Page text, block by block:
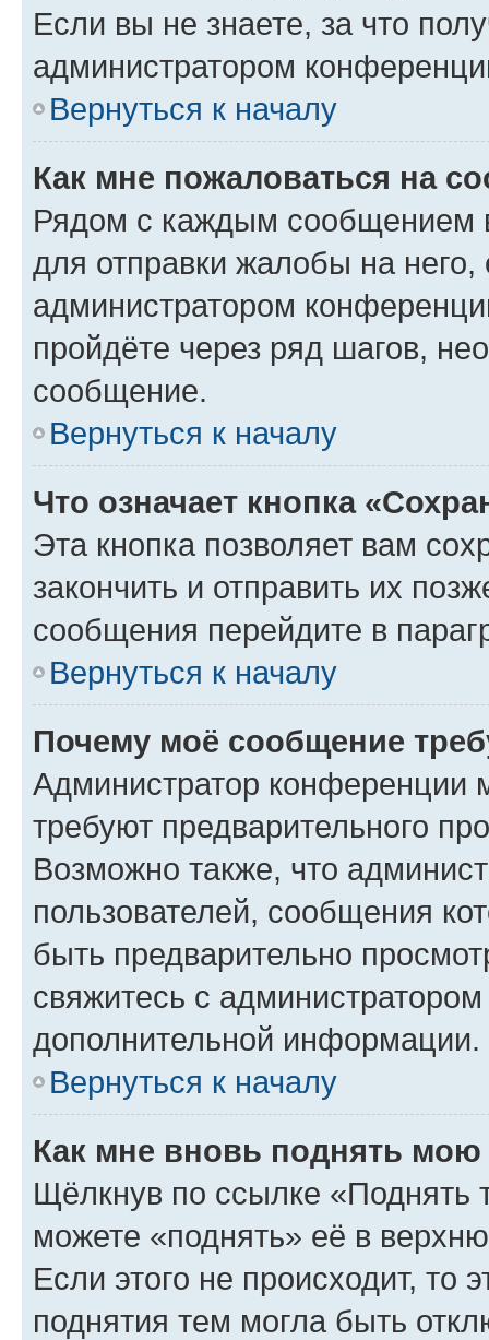
Если вы не знаете, за что
администратором
Вернуться к началу
Как мне пожаловаться на
Рядом с каждым сообщением
для отправки жалобы на
администратором
пройдёте через ряд шагов,
сообщение.
Вернуться к началу
Что означает кнопка
Эта кнопка позволяет вам
закончить и отправить их
сообщения перейдите в
Вернуться к началу
Почему моё сообщение
Администратор конференции
требуют предварительного
Возможно также, что
пользователей, сообщения
быть предварительно
свяжитесь с
дополнительной информации.
Вернуться к началу
Как мне вновь поднять мою
Щёлкнув по ссылке «Поднять
можете «поднять» её в
Если этого не происходит, то
поднятия тем могла быть